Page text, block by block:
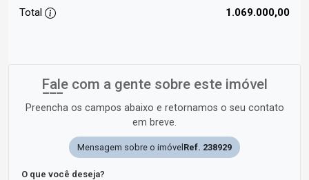
Total
1.069.000,00
Fale com a gente sobre este imóvel
Preencha os campos abaixo e retornamos o seu contato
em breve.
Mensagem sobre o imóvel Ref. 238929
O que você deseja?